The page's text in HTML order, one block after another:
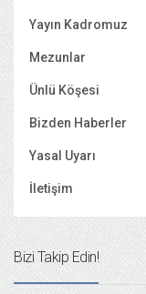
Yayın Kadromuz
Mezunlar
Ünlü Köşesi
Bizden Haberler
Yasal Uyarı
İletişim
Bizi Takip Edin!